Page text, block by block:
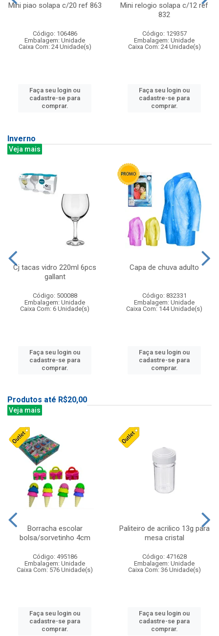
Mini piao solapa c/20 ref 863
Código: 106486
Embalagem: Unidade
Caixa Com: 24 Unidade(s)
Faça seu login ou
cadastre-se para
comprar.
Mini relogio solapa c/12 ref
832
Código: 129357
Embalagem: Unidade
Caixa Com: 24 Unidade(s)
Faça seu login ou
cadastre-se para
comprar.
Inverno
Veja mais
Cj tacas vidro 220ml 6pcs
gallant
Código: 500088
Embalagem: Unidade
Caixa Com: 6 Unidade(s)
Faça seu login ou
cadastre-se para
comprar.
Capa de chuva adulto
Código: 832331
Embalagem: Unidade
Caixa Com: 144 Unidade(s)
Faça seu login ou
cadastre-se para
comprar.
Produtos até R$20,00
Veja mais
Borracha escolar
bolsa/sorvetinho 4cm
Código: 495186
Embalagem: Unidade
Caixa Com: 576 Unidade(s)
Faça seu login ou
cadastre-se para
comprar.
Paliteiro de acrilico 13g para
mesa cristal
Código: 471628
Embalagem: Unidade
Caixa Com: 36 Unidade(s)
Faça seu login ou
cadastre-se para
comprar.